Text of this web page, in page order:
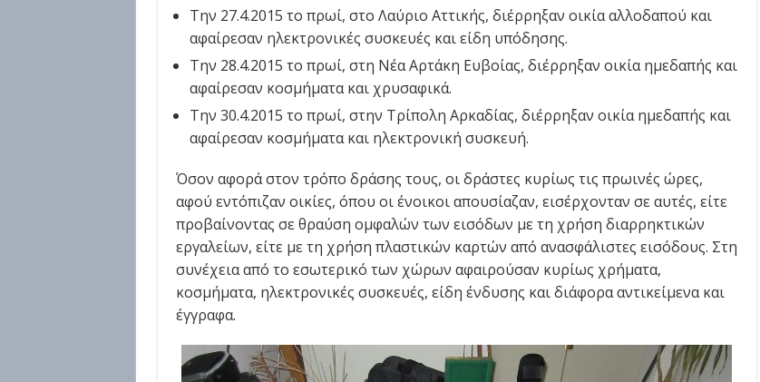
Την 27.4.2015 το πρωί, στο Λαύριο Αττικής, διέρρηξαν οικία αλλοδαπού και
αφαίρεσαν ηλεκτρονικές συσκευές και είδη υπόδησης.
Την 28.4.2015 το πρωί, στη Νέα Αρτάκη Ευβοίας, διέρρηξαν οικία ημεδαπής και
αφαίρεσαν κοσμήματα και χρυσαφικά.
Την 30.4.2015 το πρωί, στην Τρίπολη Αρκαδίας, διέρρηξαν οικία ημεδαπής και
αφαίρεσαν κοσμήματα και ηλεκτρονική συσκευή.
Όσον αφορά στον τρόπο δράσης τους, οι δράστες κυρίως τις πρωινές ώρες,
αφού εντόπιζαν οικίες, όπου οι ένοικοι απουσίαζαν, εισέρχονταν σε αυτές, είτε
προβαίνοντας σε θραύση ομφαλών των εισόδων με τη χρήση διαρρηκτικών
εργαλείων, είτε με τη χρήση πλαστικών καρτών από ανασφάλιστες εισόδους. Στη
συνέχεια από το εσωτερικό των χώρων αφαιρούσαν κυρίως χρήματα,
κοσμήματα, ηλεκτρονικές συσκευές, είδη ένδυσης και διάφορα αντικείμενα και
έγγραφα.